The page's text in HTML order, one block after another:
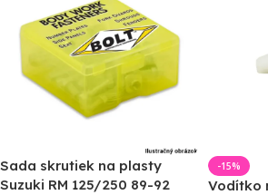
Sada skrutiek na plasty
Suzuki RM 125/250 89-92
-15%
Vodítko